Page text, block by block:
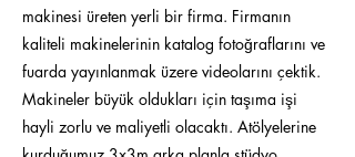
makinesi üreten yerli bir firma. Firmanın
kaliteli makinelerinin katalog fotoğraflarını ve
fuarda yayınlanmak üzere videolarını çektik.
Makineler büyük oldukları için taşıma işi
hayli zorlu ve maliyetli olacaktı. Atölyelerine